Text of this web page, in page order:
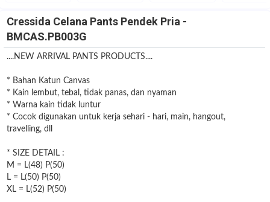
Cressida Celana Pants Pendek Pria -
BMCAS.PB003G
....NEW ARRIVAL PANTS PRODUCTS....
* Bahan Katun Canvas
* Kain lembut, tebal, tidak panas, dan nyaman
* Warna kain tidak luntur
* Cocok digunakan untuk kerja sehari - hari, main, hangout,
travelling, dll
* SIZE DETAIL :
M = L(48) P(50)
L = L(50) P(50)
XL = L(52) P(50)